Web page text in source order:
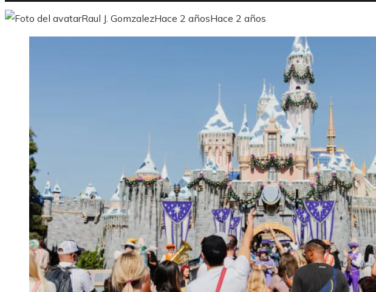
Raul J. GomzalezHace 2 añosHace 2 años